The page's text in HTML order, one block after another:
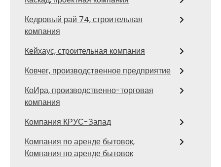
Кедровый рай 74, строительная
компания
Кейхаус, строительная компания
Ковчег, производственное предприятие
КоИра, производственно-торговая
компания
Компания КРУС-Запад
Компания по аренде бытовок,
Компания по аренде бытовок